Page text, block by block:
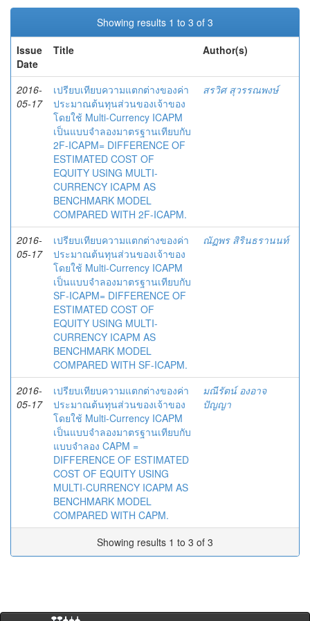
Showing results 1 to 3 of 3
Issue
Date
Title Author(s)
2016-
05-17
เปรียบเทียบความแตกต่างของค่า
ประมาณต้นทุนส่วนของเจ้าของ
โดยใช้ Multi-Currency ICAPM
เป็นแบบจำลองมาตรฐานเทียบกับ
2F-ICAPM= DIFFERENCE OF
ESTIMATED COST OF
EQUITY USING MULTI-
CURRENCY ICAPM AS
BENCHMARK MODEL
COMPARED WITH 2F-ICAPM.
สรวิศ สุวรรณพงษ์
2016-
05-17
เปรียบเทียบความแตกต่างของค่า
ประมาณต้นทุนส่วนของเจ้าของ
โดยใช้ Multi-Currency ICAPM
เป็นแบบจำลองมาตรฐานเทียบกับ
SF-ICAPM= DIFFERENCE OF
ESTIMATED COST OF
EQUITY USING MULTI-
CURRENCY ICAPM AS
BENCHMARK MODEL
COMPARED WITH SF-ICAPM.
ณัฏพร สิรินธรานนท์
2016-
05-17
เปรียบเทียบความแตกต่างของค่า
ประมาณต้นทุนส่วนของเจ้าของ
โดยใช้ Multi-Currency ICAPM
เป็นแบบจำลองมาตรฐานเทียบกับ
แบบจำลอง CAPM =
DIFFERENCE OF ESTIMATED
COST OF EQUITY USING
MULTI-CURRENCY ICAPM AS
BENCHMARK MODEL
COMPARED WITH CAPM.
มณีรัตน์ องอาจ
ปัญญา
Showing results 1 to 3 of 3